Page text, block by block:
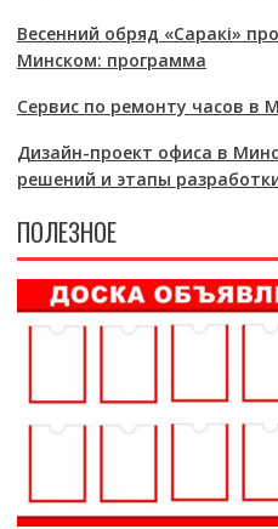
Весенний обряд «Саракі»
Минском: программа
Сервис по ремонту часов в
Дизайн-проект офиса в
решений и этапы
ПОЛЕЗНОЕ